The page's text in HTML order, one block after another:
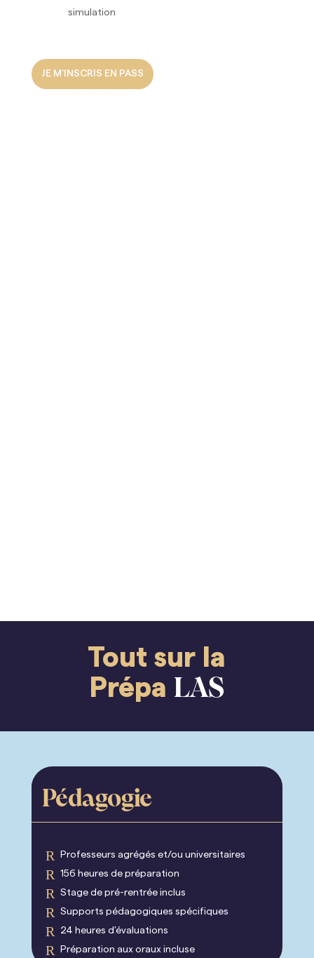
simulation
JE M’INSCRIS EN PASS
Tout sur la
Prépa LAS
Pédagogie
R Professeurs agrégés et/ou universitaires
R 156 heures de préparation
R Stage de pré-rentrée inclus
R Supports pédagogiques spécifiques
R 24 heures d’évaluations
R Préparation aux oraux incluse